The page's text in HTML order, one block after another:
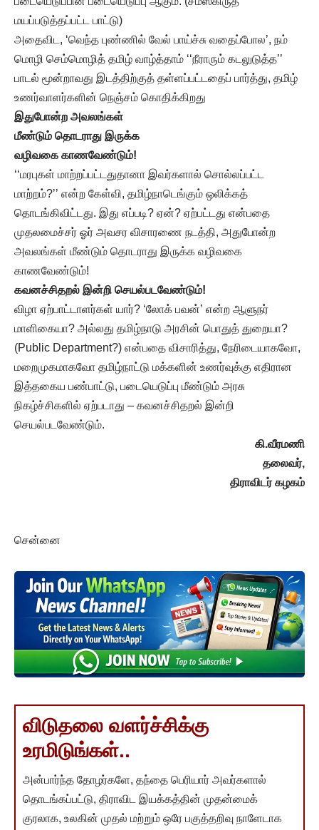
மயப்படுத்தப்பட்ட பாட்டு)
அதைவிட, ‘வெந்த புண்ணில் வேல் பாய்ச்சு வதைப்போல’, நம்
மொழி செம்மொழித் தமிழ் வாழ்த்தாம் ‘‘நீராரும் கடலுடுத்த’’
பாடல் மூன்றாவது இடத்திற்குத் தள்ளப்பட்டதைப் பார்த்து, தமிழ்
உணர்வாளர்களின் நெஞ்சம் கொதிக்கிறது
இதுபோன்ற அவலங்கள்
மீண்டும் தொடராது இருக்க
வழிவகை காணவேண்டும்!
‘‘மரபுகள் மாற்றப்பட்டதுதானா இவர்களால் சொல்லப்பட்ட
மாற்றம்?’’ என்ற கேள்வி, தமிழ்நாடெங்கும் ஒலிக்கத்
தொடங்கிவிட்டது. இது எப்படி? ஏன்? ஏற்பட்டது என்பதை
முதலமைச்சர் ஓர் அவசர விசாரணை நடத்தி, அதுபோன்ற
அவலங்கள் மீண்டும் தொடராது இருக்க வழிவகை
காணவேண்டும்!
கவனச்சிதறல் இன்றி செயல்படவேண்டும்!
விழா ஏற்பாட்டாளர்கள் யார்? ‘லோக் பவன்’ என்ற ஆளுநர்
மாளிகையா? அல்லது தமிழ்நாடு அரசின் பொதுத் துறையா?
(Public Department?) என்பதை விசாரித்து, நேரிடையாகவோ,
மறைமுகமாகவோ தமிழ்நாட்டு மக்களின் உணர்வுக்கு எதிரான
இத்தகைய பண்பாட்டு, படையெடுப்பு மீண்டும் அரசு
நிகழ்ச்சிகளில் ஏற்படாது – கவனச்சிதறல் இன்றி
செயல்படவேண்டும்.
கி.வீரமணி
தலைவர்,
திராவிடர் கழகம்
சென்னை
விடுதலை வளர்ச்சிக்கு
உரமிடுங்கள்..
அன்பார்ந்த தோழர்களே, தந்தை பெரியார் அவர்களால்
தொடங்கப்பட்டு, திராவிட இயக்கத்தின் முதன்மைக்
குரலாக, உலகின் முதல் மற்றும் ஒரே பகுத்தறிவு நாளேடாக